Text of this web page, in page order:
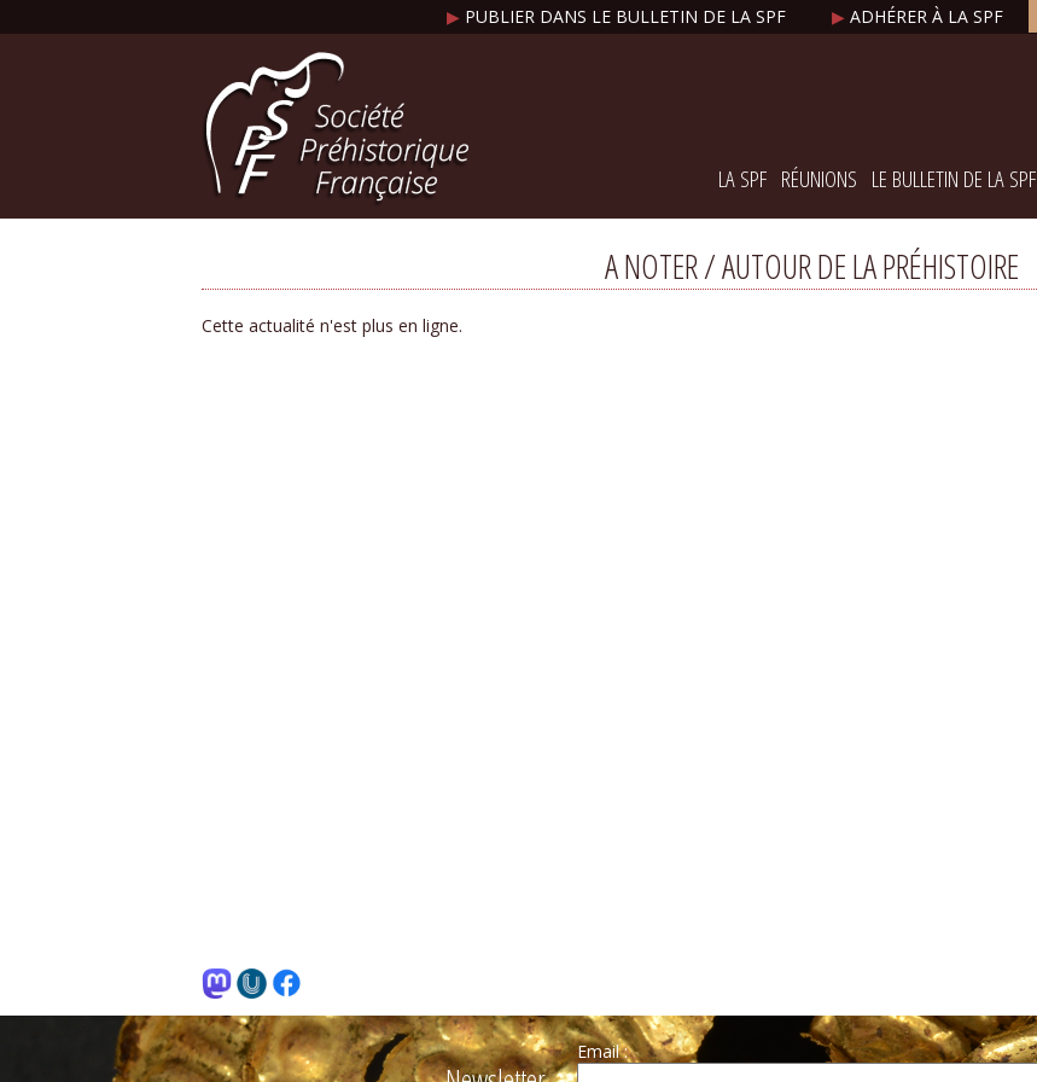
▶ PUBLIER DANS LE BULLETIN DE LA SPF ▶ ADHÉRER À LA SPF
LA SPF RÉUNIONS LE BULLETIN DE LA SPF
A NOTER / AUTOUR DE LA PRÉHISTOIRE
Cette actualité n'est plus en ligne.
Email :